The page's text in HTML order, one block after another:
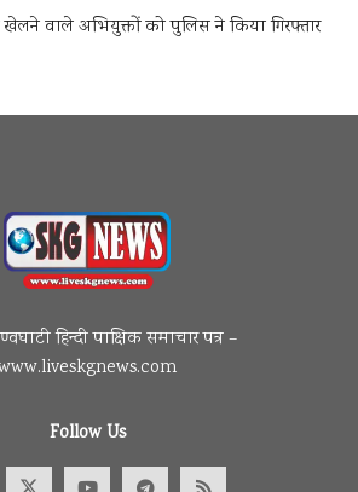
वाले अभियुक्तों को पुलिस ने किया गिरफ्तार
हिन्दी पाक्षिक समाचार पत्र –
Follow Us